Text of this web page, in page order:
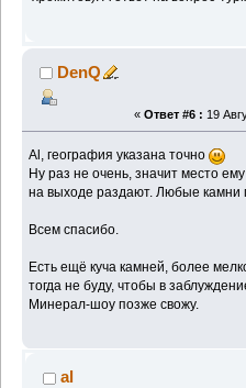
DenQ
« Ответ #6 : 19
Al, география указана точно
Ну раз не очень, значит место
на выходе раздают. Любые камни
Всем спасибо.
Есть ещё куча камней, более
тогда не буду, чтобы в
Минерал-шоу позже свожу.
al